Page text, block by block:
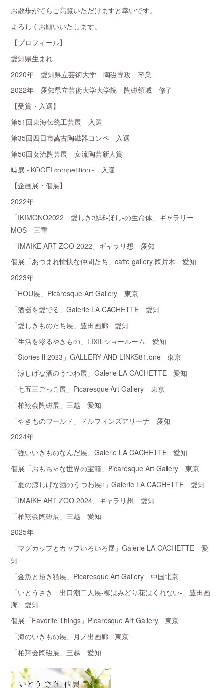
お散歩がてらご高覧いただけますと幸いです。
よろしくお願いいたします。
【プロフィール】
愛知県生まれ
2020年 愛知県立芸術大学 陶磁専攻 卒業
2022年 愛知県立芸術大学大学院 陶磁領域 修了
【受賞・入選】
第51回東海伝統工芸展 入選
第35回四日市萬古陶磁器コンペ 入選
第56回女流陶芸展 女流陶芸新人賞
暁展 ~KOGEI competition~ 入選
【企画展・個展】
2022年
「IKIMONO2022 愛しき地球-ほし-の生命体」ギャラリー
MOS 三重
「IMAIKE ART ZOO 2022」ギャラリ想 愛知
個展「あつまれ愉快な仲間たち」caffe gallery 陶片木 愛知
2023年
「HOU展」Picaresque Art Gallery 東京
「酒器を愛でる」Galerie LA CACHETTE 愛知
「愛しきものたち展」豊田画廊 愛知
「生活を彩るやきもの」LIXILショールーム 愛知
「Stories Ⅱ 2023」GALLERY AND LINKS81.one 東京
「涼しげな酒のうつわ展」Galerie LA CACHETTE 愛知
「七五三ごっこ展」Picaresque Art Gallery 東京
「柏翔会陶磁展」三越 愛知
「やきものワールド」ドルフィンズアリーナ 愛知
2024年
「強いいきものなんだ展」Galerie LA CACHETTE 愛知
個展「おもちゃな世界の宝箱」Picaresque Art Gallery 東京
「夏の涼しげな酒のうつわ展ⅱ」Galerie LA CACHETTE 愛知
「IMAIKE ART ZOO 2024」ギャラリ想 愛知
「柏翔会陶磁展」三越 愛知
2025年
「マグカップとカップいろいろ展」Galerie LA CACHETTE 愛
知
「金魚と招き猫展」Picaresque Art Gallery 中国北京
「いとうさき・出口潮二人展-柳はみどり花はくれない-」豊田画
廊 愛知
個展「Favorite Things」Picaresque Art Gallery 東京
「海のいきもの展」月ノ出画廊 東京
「柏翔会陶磁展」三越 愛知